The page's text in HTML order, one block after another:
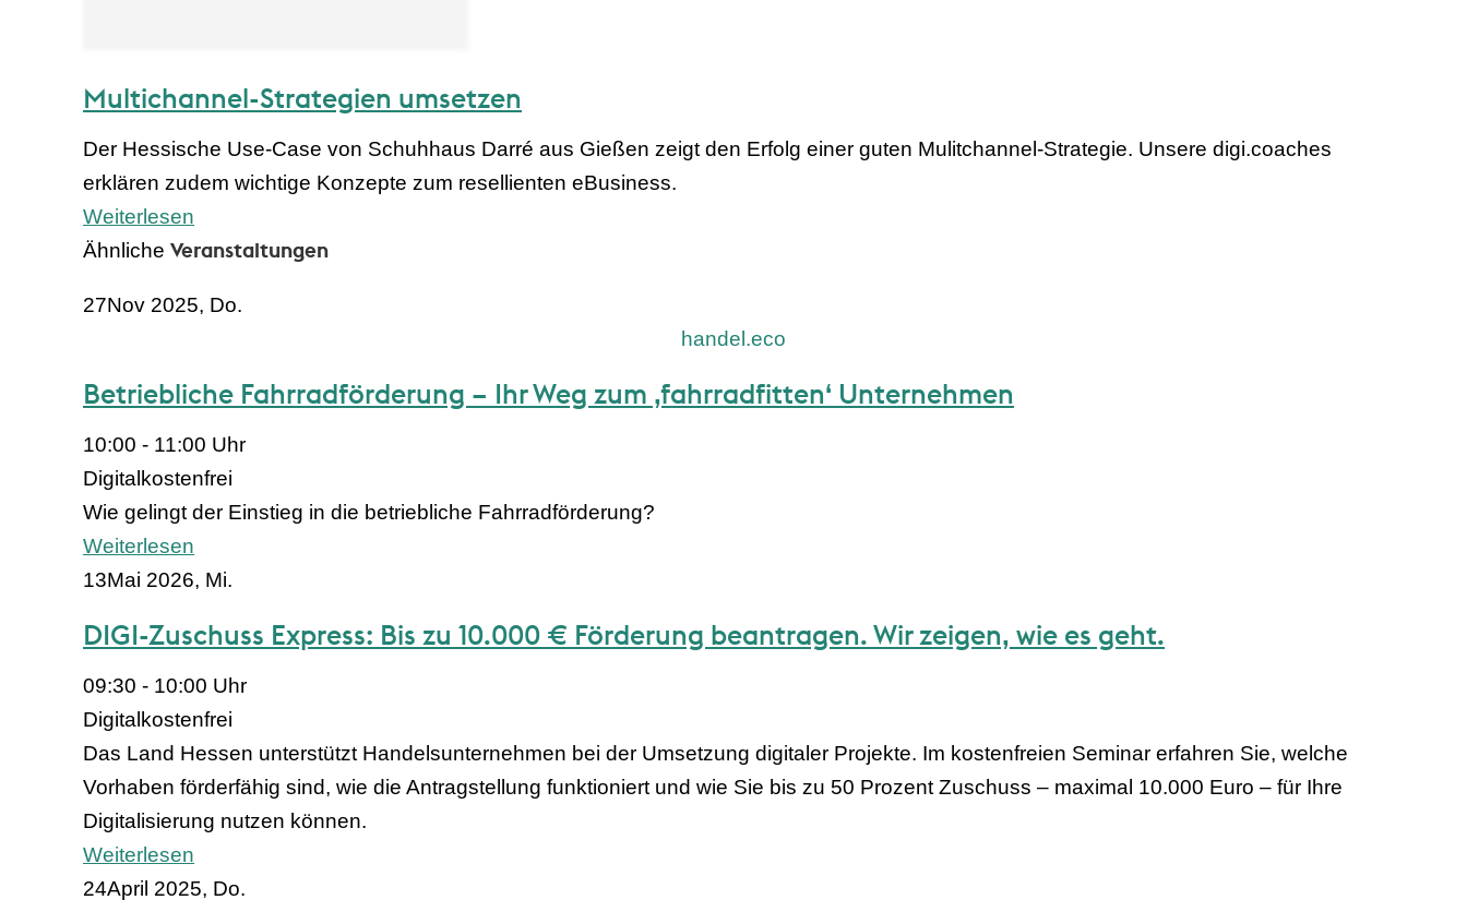
Multichannel-Strategien umsetzen
Der Hessische Use-Case von Schuhhaus Darré aus Gießen zeigt den Erfolg einer guten Mulitchannel-Strategie. Unsere digi.coaches
erklären zudem wichtige Konzepte zum resellienten eBusiness.
Weiterlesen
Ähnliche Veranstaltungen
27Nov 2025, Do.
handel.eco
Betriebliche Fahrradförderung – Ihr Weg zum ‚fahrradfitten‘ Unternehmen
10:00 - 11:00 Uhr
Digital kostenfrei
Wie gelingt der Einstieg in die betriebliche Fahrradförderung?
Weiterlesen
13Mai 2026, Mi.
DIGI-Zuschuss Express: Bis zu 10.000 € Förderung beantragen. Wir zeigen, wie es geht.
09:30 - 10:00 Uhr
Digital kostenfrei
Das Land Hessen unterstützt Handelsunternehmen bei der Umsetzung digitaler Projekte. Im kostenfreien Seminar erfahren Sie, welche
Vorhaben förderfähig sind, wie die Antragstellung funktioniert und wie Sie bis zu 50 Prozent Zuschuss – maximal 10.000 Euro – für Ihre
Digitalisierung nutzen können.
Weiterlesen
24April 2025, Do.